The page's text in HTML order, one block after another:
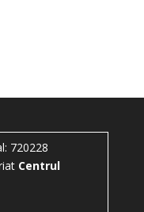
720228
Centrul